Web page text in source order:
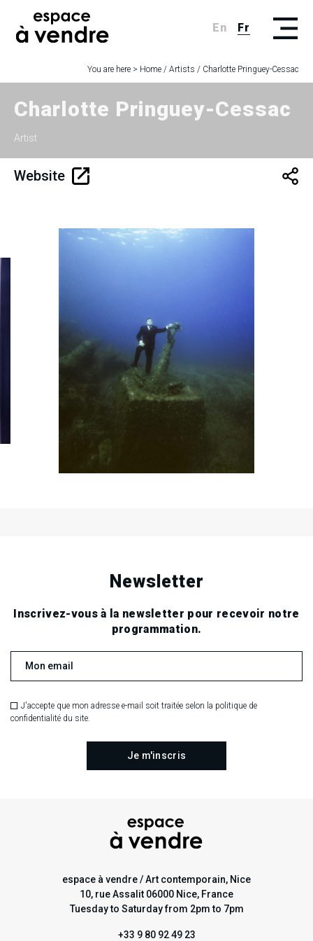
En Fr
You are here > Home / Artists / Charlotte Pringuey-Cessac
Charlotte Pringuey-Cessac
Artist
Website
Newsletter
Inscrivez-vous à la newsletter pour recevoir notre
programmation.
J'accepte que mon adresse e-mail soit traitée selon la politique de
confidentialité du site.
espace à vendre / Art contemporain, Nice
10, rue Assalit 06000 Nice, France
Tuesday to Saturday from 2pm to 7pm
+33 9 80 92 49 23
...